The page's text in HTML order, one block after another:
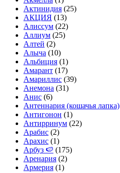
Актинидия (25)
АКЦИЯ (13)
Алиссум (22)
Аллиум (25)
Алтей (2)
Алыча (10)
Альбиция (1)
Амарант (17)
Амариллис (39)
Анемона (31)
Анис (6)
Антеннария (кошачья лапка)
Антигонон (1)
Антирринум (22)
Арабис (2)
Арахис (1)
Арбуз 🍉 (175)
Аренария (2)
Армерия (1)